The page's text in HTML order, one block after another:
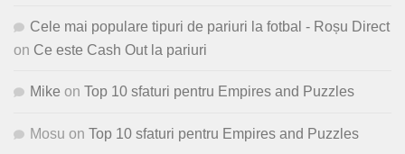
Cele mai populare tipuri de pariuri la fotbal - Roșu Direct
on Ce este Cash Out la pariuri
Mike on Top 10 sfaturi pentru Empires and Puzzles
Mosu on Top 10 sfaturi pentru Empires and Puzzles